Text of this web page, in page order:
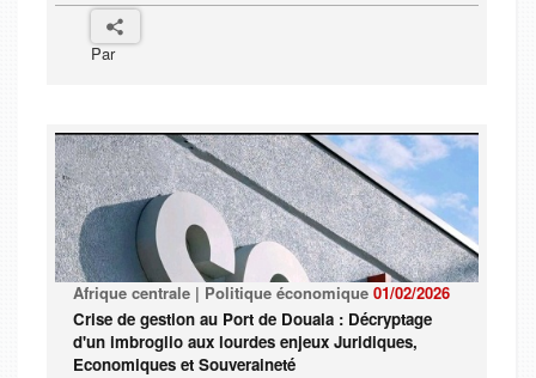
Par
Afrique centrale | Politique économique 01/02/2026
Crise de gestion au Port de Douala : Décryptage
d'un imbroglio aux lourdes enjeux Juridiques,
Economiques et Souveraineté